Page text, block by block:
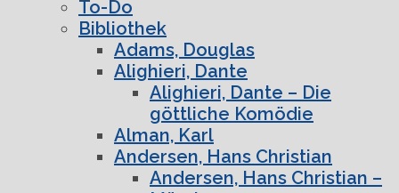
To-Do
Bibliothek
Adams, Douglas
Alighieri, Dante
Alighieri, Dante – Die
göttliche Komödie
Alman, Karl
Andersen, Hans Christian
Andersen, Hans Christian –